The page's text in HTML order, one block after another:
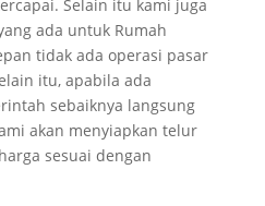
Selain itu kami juga
ada untuk Rumah
tidak ada operasi pasar
itu, apabila ada
sebaiknya langsung
akan menyiapkan telur
sesuai dengan